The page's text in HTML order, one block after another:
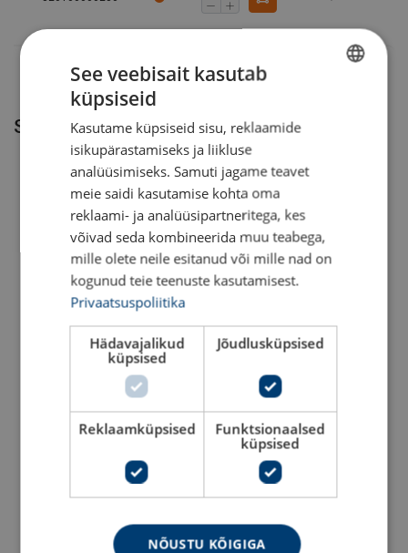
Seotud tooted
Turvarakmed HW ECO r-
Vaata toodet
Turvarakmed vestiga
POWERTEX P0002
Vaata toodet
ENGLISH TRANSLATION
See veebisait kasutab
küpsiseid
Kasutame küpsiseid sisu, reklaamide
isikupärastamiseks ja liikluse
analüüsimiseks. Samuti jagame teavet
meie saidi kasutamise kohta oma
reklaami- ja analüüsipartneritega, kes
võivad seda kombineerida muu teabega,
mille olete neile esitanud või mille nad on
kogunud teie teenuste kasutamisest.
Privaatsuspoliitika
Hädavajalikud
küpsised
Jõudlusküpsised
Reklaamküpsised
Funktsionaalsed
küpsised
NÕUSTU KÕIGIGA